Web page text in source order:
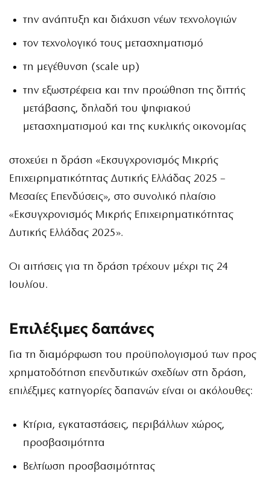
την ανάπτυξη και διάχυση νέων τεχνολογιών
τον τεχνολογικό τους μετασχηματισμό
τη μεγέθυνση (scale up)
την εξωστρέφεια και την προώθηση της διττής
μετάβασης, δηλαδή του ψηφιακού
μετασχηματισμού και της κυκλικής οικονομίας
στοχεύει η δράση «Εκσυγχρονισμός Μικρής
Επιχειρηματικότητας Δυτικής Ελλάδας 2025 –
Μεσαίες Επενδύσεις», στο συνολικό πλαίσιο
«Εκσυγχρονισμός Μικρής Eπιχειρηματικότητας
Δυτικής Ελλάδας 2025».
Οι αιτήσεις για τη δράση τρέχουν μέχρι τις 24
Ιουλίου.
Επιλέξιμες δαπάνες
Για τη διαμόρφωση του προϋπολογισμού των προς
χρηματοδότηση επενδυτικών σχεδίων στη δράση,
επιλέξιμες κατηγορίες δαπανών είναι οι ακόλουθες:
Κτίρια, εγκαταστάσεις, περιβάλλων χώρος,
προσβασιμότητα
Βελτίωση προσβασιμότητας